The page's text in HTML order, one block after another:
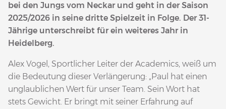
bei den Jungs vom Neckar und geht in der Saison
2025/2026 in seine dritte Spielzeit in Folge. Der 31-
Jährige unterschreibt für ein weiteres Jahr in
Heidelberg.
Alex Vogel, Sportlicher Leiter der Academics, weiß um
die Bedeutung dieser Verlängerung: „Paul hat einen
unglaublichen Wert für unser Team. Sein Wort hat
stets Gewicht. Er bringt mit seiner Erfahrung auf